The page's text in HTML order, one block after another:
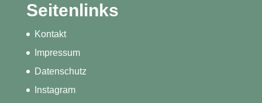
Seitenlinks
Kontakt
Impressum
Datenschutz
Instagram